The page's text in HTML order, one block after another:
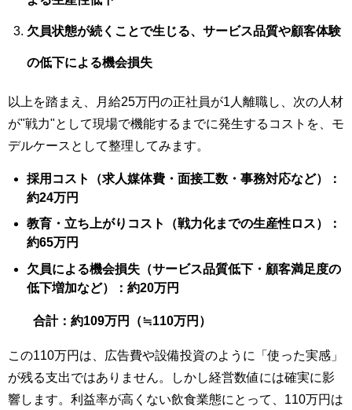
欠員状態が続くことで生じる、サービス品質や顧客体験
の低下による機会損失
以上を踏まえ、月給25万円の正社員が1人離職し、次の人材
が"戦力"として現場で機能するまでに発生するコストを、モ
デルケースとして整理してみます。
採用コスト（求人媒体費・面接工数・事務対応など）：
約24万円
教育・立ち上がりコスト（戦力化までの生産性ロス）：
約65万円
欠員による機会損失（サービス品質低下・顧客満足度の
低下増加など）：約20万円
合計：約109万円（≒110万円）
この110万円は、広告費や設備投資のように「使った実感」
が残る支出ではありません。しかし経営数値には確実に影
響します。利益率が高くない飲食業態にとって、110万円は